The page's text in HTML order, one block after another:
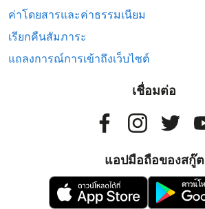
ค่าโดยสารและค่าธรรมเนียม
เรียกคืนสัมภาระ
แถลงการณ์การเข้าถึงเว็บไซต์
เชื่อมต่อ
แอปมือถือของสกู๊ต